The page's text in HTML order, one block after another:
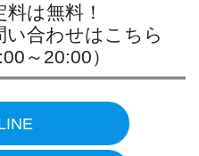
は無料！
い合わせはこちら
～20:00）